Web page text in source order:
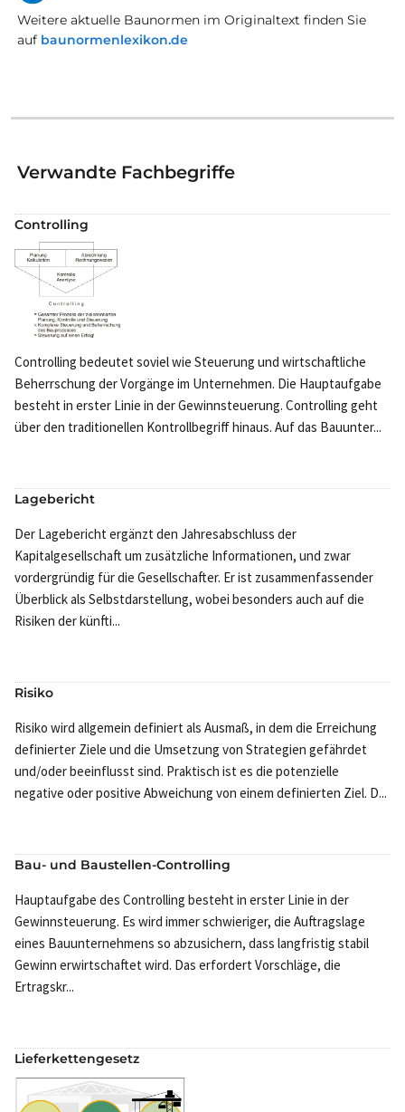
Weitere aktuelle Baunormen im Originaltext finden Sie
auf baunormenlexikon.de
Verwandte Fachbegriffe
Controlling
Controlling bedeutet soviel wie Steuerung und wirtschaftliche
Beherrschung der Vorgänge im Unternehmen. Die Hauptaufgabe
besteht in erster Linie in der Gewinnsteuerung. Controlling geht
über den traditionellen Kontrollbegriff hinaus. Auf das Bauunter...
Lagebericht
Der Lagebericht ergänzt den Jahresabschluss der
Kapitalgesellschaft um zusätzliche Informationen, und zwar
vordergründig für die Gesellschafter. Er ist zusammenfassender
Überblick als Selbstdarstellung, wobei besonders auch auf die
Risiken der künfti...
Risiko
Risiko wird allgemein definiert als Ausmaß, in dem die Erreichung
definierter Ziele und die Umsetzung von Strategien gefährdet
und/oder beeinflusst sind. Praktisch ist es die potenzielle
negative oder positive Abweichung von einem definierten Ziel. D...
Bau- und Baustellen-Controlling
Hauptaufgabe des Controlling besteht in erster Linie in der
Gewinnsteuerung. Es wird immer schwieriger, die Auftragslage
eines Bauunternehmens so abzusichern, dass langfristig stabil
Gewinn erwirtschaftet wird. Das erfordert Vorschläge, die
Ertragskr...
Lieferkettengesetz